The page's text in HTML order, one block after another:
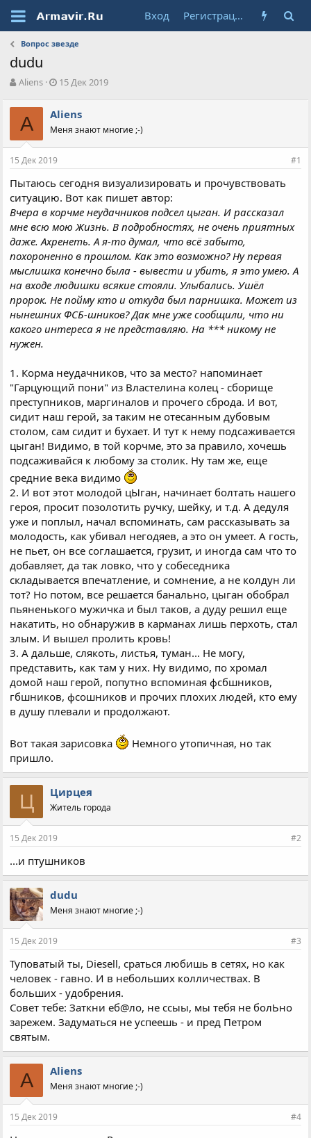
Вход Регистрация
Вопрос звезде
dudu
А
т
р
т
е
м
ы
Aliens
Д
а
н
л
а
15 Дек 2019
A Aliens
Меня знают многие ;-)
15 Дек 2019 #1
Пытаюсь сегодня визуализировать и прочувствовать
ситуацию. Вот как пишет автор:
Вчера в корчме неудачников подсел цыган. И рассказал
мне всю мою Жизнь. В подробностях, не очень приятных
даже. Ахренеть. А я-то думал, что всё забыто,
похороненно в прошлом. Как это возможно? Ну первая
мыслишка конечно была - вывести и убить, я это умею. А
на входе людишки всякие стояли. Улыбались. Ушёл
пророк. Не пойму кто и откуда был парнишка. Может из
нынешних ФСБ-шников? Дак мне уже сообщили, что ни
какого интереса я не представляю. На *** никому не
нужен.
1. Корма неудачников, что за место? напоминает
"Гарцующий пони" из Властелина колец - сборище
преступников, маргиналов и прочего сброда. И вот,
сидит наш герой, за таким не отесанным дубовым
столом, сам сидит и бухает. И тут к нему подсаживается
цыган! Видимо, в той корчме, это за правило, хочешь
подсаживайся к любому за столик. Ну там же, еще
средние века видимо
2. И вот этот молодой цЫган, начинает болтать нашего
героя, просит позолотить ручку, шейку, и т.д. А дедуля
уже и поплыл, начал вспоминать, сам рассказывать за
молодость, как убивал негодяев, а это он умеет. А гость,
не пьет, он все соглашается, грузит, и иногда сам что то
добавляет, да так ловко, что у собеседника
складывается впечатление, и сомнение, а не колдун ли
тот? Но потом, все решается банально, цыган обобрал
пьяненького мужичка и был таков, а дуду решил еще
накатить, но обнаружив в карманах лишь перхоть, стал
злым. И вышел пролить кровь!
3. А дальше, слякоть, листья, туман... Не могу,
представить, как там у них. Ну видимо, по хромал
домой наш герой, попутно вспоминая фсбшников,
гбшников, фсошников и прочих плохих людей, кто ему
в душу плевали и продолжают.
Вот такая зарисовка
Немного утопичная, но так
пришло.
Ц Цирцея
Житель города
15 Дек 2019 #2
...и птушников
dudu
Меня знают многие ;-)
15 Дек 2019 #3
Туповатый ты, Diesell, сраться любишь в сетях, но как
человек - гавно. И в небольших колличествах. В
больших - удобрения.
Совет тебе: Заткни еб@ло, не ссыы, мы тебя не болЬно
зарежем. Задуматься не успеешь - и пред Петром
святым.
A Aliens
Меня знают многие ;-)
15 Дек 2019 #4